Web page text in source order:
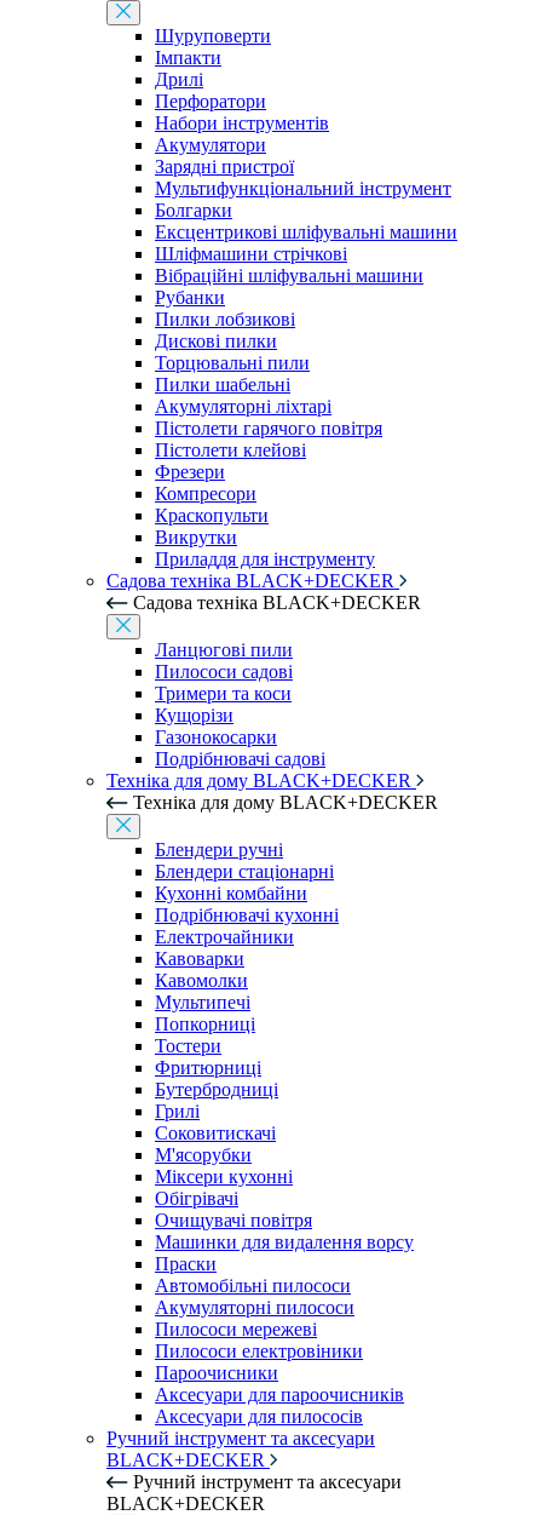
Шуруповерти
Імпакти
Дрилі
Перфоратори
Набори інструментів
Акумулятори
Зарядні пристрої
Мультифункціональний інструмент
Болгарки
Ексцентрикові шліфувальні машини
Шліфмашини стрічкові
Вібраційні шліфувальні машини
Рубанки
Пилки лобзикові
Дискові пилки
Торцювальні пили
Пилки шабельні
Акумуляторні ліхтарі
Пістолети гарячого повітря
Пістолети клейові
Фрезери
Компресори
Краскопульти
Викрутки
Приладдя для інструменту
Садова техніка BLACK+DECKER
Садова техніка BLACK+DECKER
Ланцюгові пили
Пилососи садові
Тримери та коси
Кущорізи
Газонокосарки
Подрібнювачі садові
Техніка для дому BLACK+DECKER
Техніка для дому BLACK+DECKER
Блендери ручні
Блендери стаціонарні
Кухонні комбайни
Подрібнювачі кухонні
Електрочайники
Кавоварки
Кавомолки
Мультипечі
Попкорниці
Тостери
Фритюрниці
Бутербродниці
Грилі
Соковитискачі
М'ясорубки
Міксери кухонні
Обігрівачі
Очищувачі повітря
Машинки для видалення ворсу
Праски
Автомобільні пилососи
Акумуляторні пилососи
Пилососи мережеві
Пилососи електровіники
Пароочисники
Аксесуари для пароочисників
Аксесуари для пилососів
Ручний інструмент та аксесуари
BLACK+DECKER
Ручний інструмент та аксесуари
BLACK+DECKER